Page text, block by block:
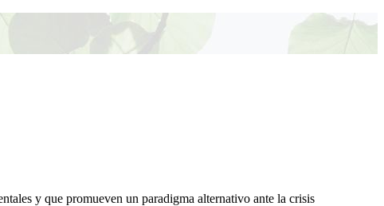
y que promueven un paradigma alternativo ante la crisis